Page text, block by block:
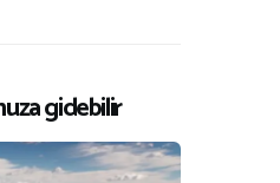
gidebilir